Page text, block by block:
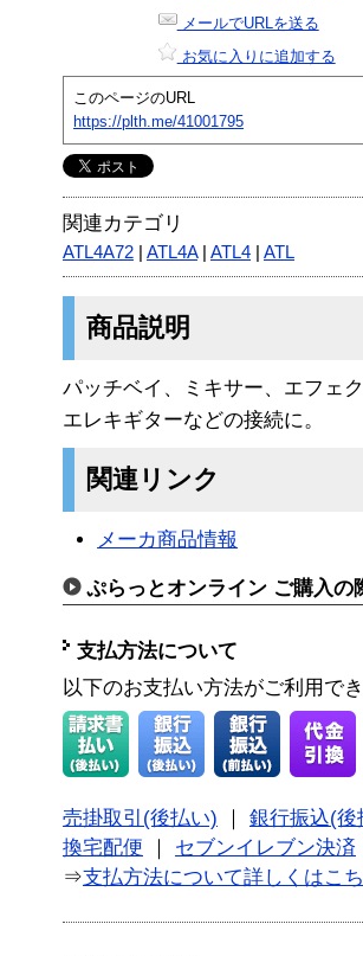
メールでURLを送る
お気に入りに追加する
このページのURL
https://plth.me/41001795
関連カテゴリ
ATL4A72 ATL4A| ATL4 ATL
商品説明
パッチベイ、ミキサー、エフェ
エレキギターなどの接続に。
関連リンク
メーカ商品情報
ぷらっとオンライン ご購入の
支払方法について
以下のお支払い方法がご利用で
売掛取引(後払い)
銀行振込(後
換宅配便
セブンイレブン決済
⇒支払方法について詳しくはこ